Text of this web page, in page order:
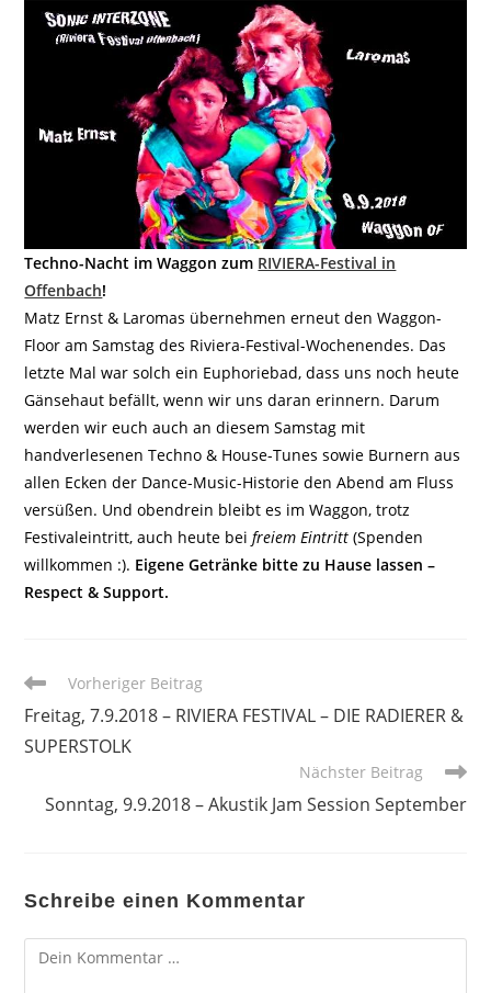
Techno-Nacht im Waggon zum RIVIERA-Festival in
Offenbach!
Matz Ernst & Laromas übernehmen erneut den Waggon-
Floor am Samstag des Riviera-Festival-Wochenendes. Das
letzte Mal war solch ein Euphoriebad, dass uns noch heute
Gänsehaut befällt, wenn wir uns daran erinnern. Darum
werden wir euch auch an diesem Samstag mit
handverlesenen Techno & House-Tunes sowie Burnern aus
allen Ecken der Dance-Music-Historie den Abend am Fluss
versüßen. Und obendrein bleibt es im Waggon, trotz
Festivaleintritt, auch heute beifreiem Eintritt (Spenden
willkommen :). Eigene Getränke bitte zu Hause lassen –
Respect & Support.
Weitere
ansehen
Vorheriger Beitrag
Freitag, 7.9.2018 – RIVIERA FESTIVAL – DIE RADIERER &
SUPERSTOLK
Nächster Beitrag
Sonntag, 9.9.2018 – Akustik Jam Session September
Schreibe einen Kommentar
Kommentar